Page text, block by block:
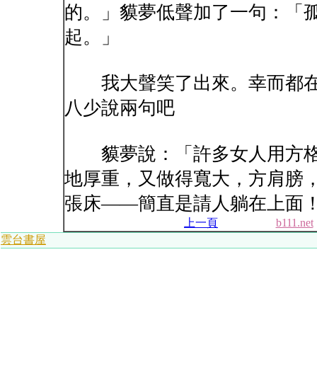
的。」貘夢低聲加了一句：「
起。」
我大聲笑了出來。幸而都
八少說兩句吧
貘夢說：「許多女人用方
地厚重，又做得寬大，方肩膀
張床——簡直是請人躺在上面
上一頁
b111.net
雲台書屋